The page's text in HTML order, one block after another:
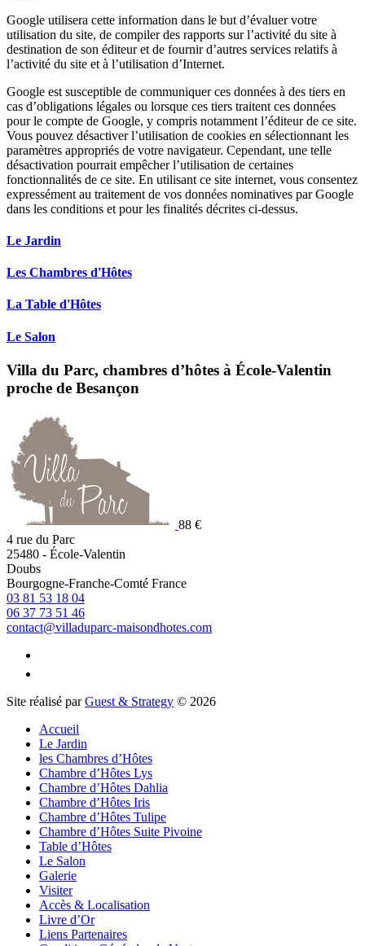
Google utilisera cette information dans le but d’évaluer votre
utilisation du site, de compiler des rapports sur l’activité du site à
destination de son éditeur et de fournir d’autres services relatifs à
l’activité du site et à l’utilisation d’Internet.
Google est susceptible de communiquer ces données à des tiers en
cas d’obligations légales ou lorsque ces tiers traitent ces données
pour le compte de Google, y compris notamment l’éditeur de ce site.
Vous pouvez désactiver l’utilisation de cookies en sélectionnant les
paramètres appropriés de votre navigateur. Cependant, une telle
désactivation pourrait empêcher l’utilisation de certaines
fonctionnalités de ce site. En utilisant ce site internet, vous consentez
expressément au traitement de vos données nominatives par Google
dans les conditions et pour les finalités décrites ci-dessus.
Le Jardin
Les Chambres d'Hôtes
La Table d'Hôtes
Le Salon
Villa du Parc, chambres d’hôtes à École-Valentin
proche de Besançon
88 €
4 rue du Parc
25480 - École-Valentin
Doubs
Bourgogne-Franche-Comté France
03 81 53 18 04
06 37 73 51 46
contact@villaduparc-maisondhotes.com
Site réalisé parGuest & Strategy © 2026
Accueil
Le Jardin
les Chambres d’Hôtes
Chambre d’Hôtes Lys
Chambre d’Hôtes Dahlia
Chambre d’Hôtes Iris
Chambre d’Hôtes Tulipe
Chambre d’Hôtes Suite Pivoine
Table d’Hôtes
Le Salon
Galerie
Visiter
Accès & Localisation
Livre d’Or
Liens Partenaires